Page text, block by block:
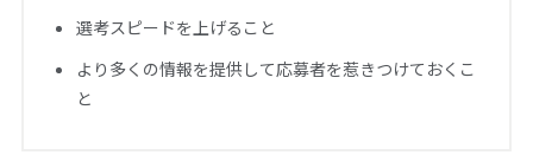
選考スピードを上げること
より多くの情報を提供して応募者を惹きつけておくこ
と